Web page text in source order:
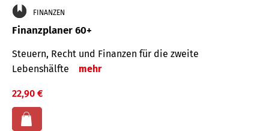
FINANZEN
Finanzplaner 60+
Steuern, Recht und Finanzen für die zweite
Lebenshälfte
mehr
22,90 €